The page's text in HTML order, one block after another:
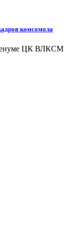
комсомола
ЦК ВЛКСМ